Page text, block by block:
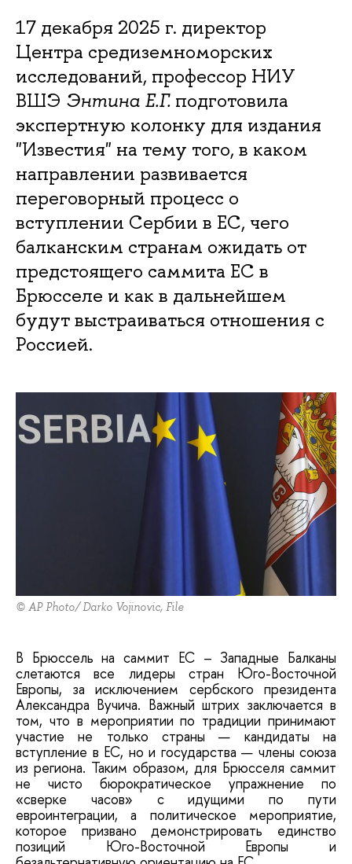
17 декабря 2025 г. директор
Центра средиземноморских
исследований, профессор НИУ
ВШЭ Энтина Е.Г. подготовила
экспертную колонку для издания
"Известия" на тему того, в каком
направлении развивается
переговорный процесс о
вступлении Сербии в ЕС, чего
балканским странам ожидать от
предстоящего саммита ЕС в
Брюсселе и как в дальнейшем
будут выстраиваться отношения с
Россией.
© AP Photo/ Darko Vojinovic, File
В Брюссель на саммит ЕС – Западные Балканы
слетаются все лидеры стран Юго-Восточной
Европы, за исключением сербского президента
Александра Вучича. Важный штрих заключается в
том, что в мероприятии по традиции принимают
участие не только страны — кандидаты на
вступление в ЕС, но и государства — члены союза
из региона. Таким образом, для Брюсселя саммит
не чисто бюрократическое упражнение по
«сверке часов» с идущими по пути
евроинтеграции, а политическое мероприятие,
которое призвано демонстрировать единство
позиций Юго-Восточной Европы и